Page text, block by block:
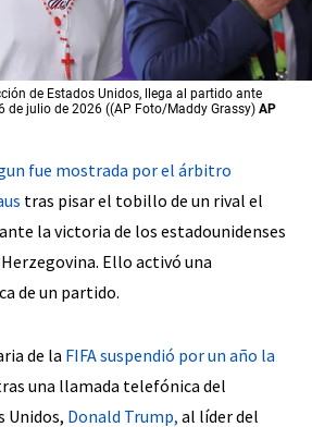
de Estados Unidos, llega al partido ante
de julio de 2026 ((AP Foto/Maddy Grassy) AP
fue mostrada por el árbitro
tras pisar el tobillo de un rival el
la victoria de los estadounidenses
Ello activó una
de un partido.
de la FIFA suspendió por un año la
una llamada telefónica del
Unidos, Donald Trump, al líder del